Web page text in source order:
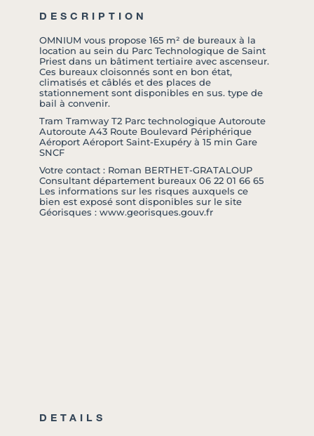
DESCRIPTION
OMNIUM vous propose 165 m² de bureaux à la
location au sein du Parc Technologique de Saint
Priest dans un bâtiment tertiaire avec ascenseur.
Ces bureaux cloisonnés sont en bon état,
climatisés et câblés et des places de
stationnement sont disponibles en sus. type de
bail à convenir.
Tram Tramway T2 Parc technologique Autoroute
Autoroute A43 Route Boulevard Périphérique
Aéroport Aéroport Saint-Exupéry à 15 min Gare
SNCF
Votre contact : Roman BERTHET-GRATALOUP
Consultant département bureaux 06 22 01 66 65
Les informations sur les risques auxquels ce
bien est exposé sont disponibles sur le site
Géorisques : www.georisques.gouv.fr
DETAILS